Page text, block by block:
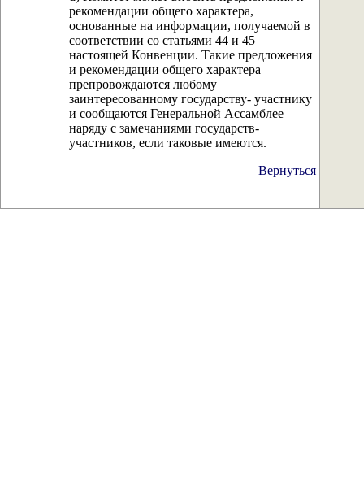
рекомендации общего характера,
основанные на информации, получаемой в
соответствии со статьями 44 и 45
настоящей Конвенции. Такие предложения
и рекомендации общего характера
препровождаются любому
заинтересованному государству- участнику
и сообщаются Генеральной Ассамблее
наряду с замечаниями государств-
участников, если таковые имеются.
Вернуться